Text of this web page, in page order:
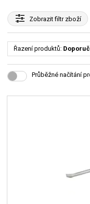
Zobrazitfiltr zboží
Řazení produktů:
Průběžné načítání